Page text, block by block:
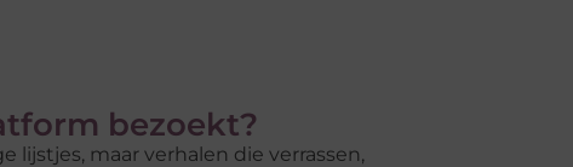
bezoekt?
maar verhalen die verrassen,